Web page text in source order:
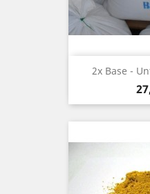
2x Base -